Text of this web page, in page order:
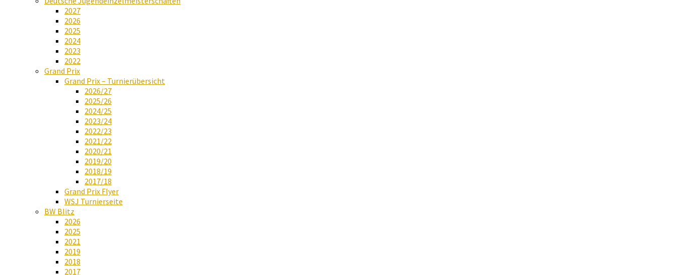
2027
2026
2025
2024
2023
2022
Grand Prix
Grand Prix – Turnierübersicht
2026/27
2025/26
2024/25
2023/24
2022/23
2021/22
2020/21
2019/20
2018/19
2017/18
Grand Prix Flyer
WSJ Turnierseite
BW Blitz
2026
2025
2021
2019
2018
2017